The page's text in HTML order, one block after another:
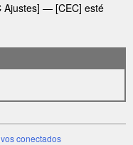
Ajustes] — [CEC] esté
conectados